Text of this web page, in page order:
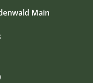
Main